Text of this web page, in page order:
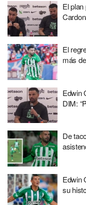
El
El
más
Edwin
DIM:
De
Edwin
su